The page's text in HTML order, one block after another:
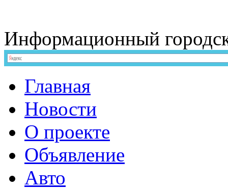
Информационный
Главная
Новости
О проекте
Объявление
Авто